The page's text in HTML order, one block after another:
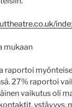
mukaan
raportoi
27% raportoi
vaikutus oli
ystävyys,